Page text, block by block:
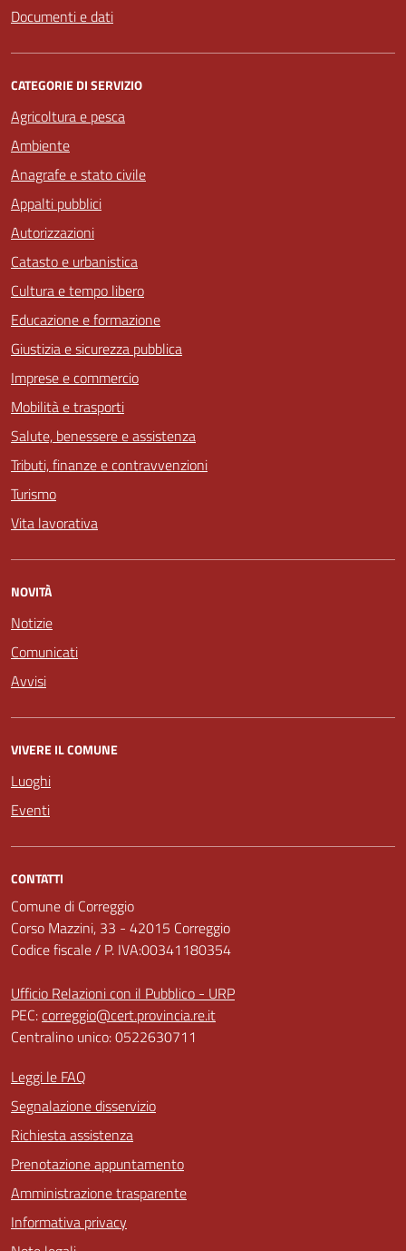
Documenti e dati
CATEGORIE DI SERVIZIO
Agricoltura e pesca
Ambiente
Anagrafe e stato civile
Appalti pubblici
Autorizzazioni
Catasto e urbanistica
Cultura e tempo libero
Educazione e formazione
Giustizia e sicurezza pubblica
Imprese e commercio
Mobilità e trasporti
Salute, benessere e assistenza
Tributi, finanze e contravvenzioni
Turismo
Vita lavorativa
NOVITÀ
Notizie
Comunicati
Avvisi
VIVERE IL COMUNE
Luoghi
Eventi
CONTATTI
Comune di Correggio
Corso Mazzini, 33 - 42015 Correggio
Codice fiscale / P. IVA:00341180354
Ufficio Relazioni con il Pubblico - URP
PEC:correggio@cert.provincia.re.it
Centralino unico: 0522630711
Leggi le FAQ
Segnalazione disservizio
Richiesta assistenza
Prenotazione appuntamento
Amministrazione trasparente
Informativa privacy